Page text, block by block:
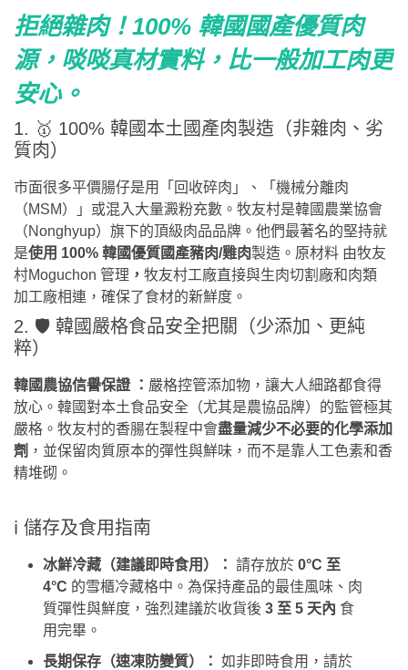
拒絕雜肉！100% 韓國國產優質肉
源，啖啖真材實料，比一般加工肉更
安心。
1. 🥇 100% 韓國本土國產肉製造（非雜肉、劣
質肉）
市面很多平價腸仔是用「回收碎肉」、「機械分離肉
（MSM）」或混入大量澱粉充數。牧友村是韓國農業協會
（Nonghyup）旗下的頂級肉品品牌。他們最著名的堅持就
是使用 100% 韓國優質國產豬肉/雞肉製造。原材料 由牧友
村Moguchon 管理 ， 牧友村工廠直接與生肉切割廠和肉類
加工廠相連，確保了食材的新鮮度。
2. 🛡️ 韓國嚴格食品安全把關（少添加、更純
粹）
韓國農協信譽保證 ： 嚴格控管添加物，讓大人細路都食得
放心。韓國對本土食品安全（尤其是農協品牌）的監管極其
嚴格。牧友村的香腸在製程中會盡量減少不必要的化學添加
劑 ，並保留肉質原本的彈性與鮮味，而不是靠人工色素和香
精堆砌。
ℹ️ 儲存及食用指南
冰鮮冷藏（建議即時食用）： 請存放於 0°C 至
4°C 的雪櫃冷藏格中。為保持產品的最佳風味、肉
質彈性與鮮度，強烈建議於收貨後 3 至 5 天內 食
用完畢。
長期保存（速凍防變質）： 如非即時食用，請於